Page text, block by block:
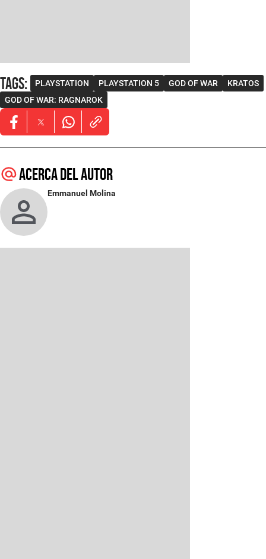
Tags: PLAYSTATION PLAYSTATION 5 GOD OF WAR
KRATOS
GOD OF WAR: RAGNAROK
Opens in new window
Opens in new window
Opens in new window
Acerca del autor
Emmanuel Molina